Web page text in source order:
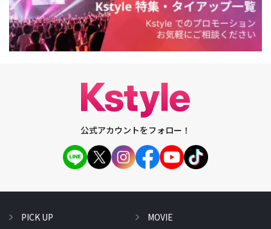
公式アカウントをフォロー！
PICK UP MOVIE